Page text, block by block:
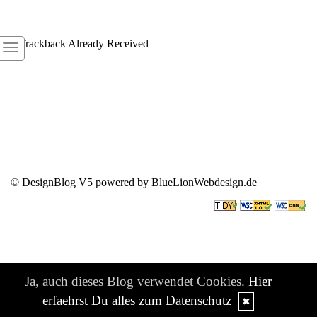
1 Trackback Already Received
© DesignBlog V5 powered by BlueLionWebdesign.de
Ja, auch dieses Blog verwendet Cookies. Hier
erfaehrst Du alles zum Datenschutz
✖